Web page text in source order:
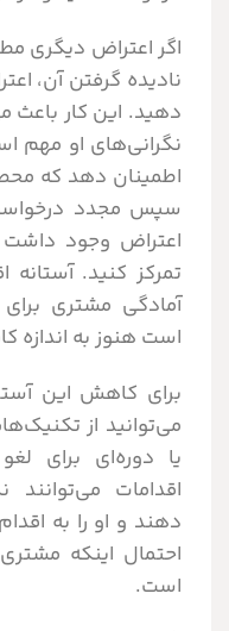
اگر اعتراض دیگری
نادیده گرفتن آن،
دهید. این کار
نگرانی‌های او مهم
اطمینان دهد که
سپس مجدد
اعتراض وجود داشت
تمرکز کنید.
آمادگی مشتری
است هنوز به اندازه
برای کاهش این
می‌توانید از
یا دوره‌ای برای
اقدامات
دهند و او را به
احتمال اینکه
است.